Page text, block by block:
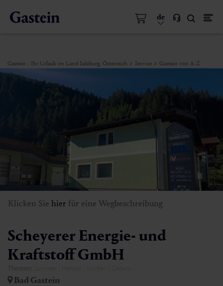
de
Gastein - Ihr Urlaub im Land Salzburg, Österreich Service Gastein von A-Z
Klicken Sie hier für eine Wegbeschreibung
Scheyerer Energie- und
Kraftstoff GmbH
Bad Gastein